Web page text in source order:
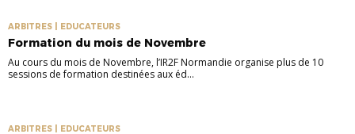
ARBITRES | EDUCATEURS
Formation du mois de Novembre
Au cours du mois de Novembre, l’IR2F Normandie organise plus de 10
sessions de formation destinées aux éd...
ARBITRES | EDUCATEURS